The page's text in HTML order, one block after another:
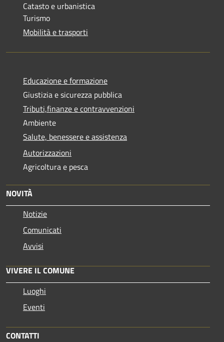
Catasto e urbanistica
Turismo
Mobilità e trasporti
Educazione e formazione
Giustizia e sicurezza pubblica
Tributi,finanze e contravvenzioni
Ambiente
Salute, benessere e assistenza
Autorizzazioni
Agricoltura e pesca
NOVITÀ
Notizie
Comunicati
Avvisi
VIVERE IL COMUNE
Luoghi
Eventi
CONTATTI